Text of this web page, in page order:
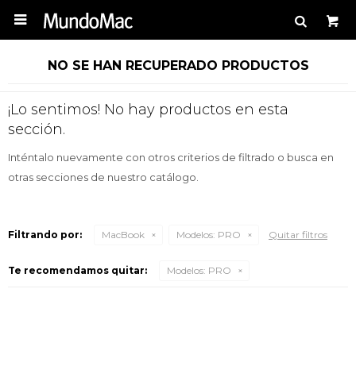

NO SE HAN RECUPERADO PRODUCTOS
¡Lo sentimos! No hay productos en esta
sección.
Inténtalo nuevamente con otros criterios de filtrado o busca en
otras secciones de nuestro catálogo.
Filtrando por: MacBook Modelos: PRO Quitar filtros
Te recomendamos quitar: Modelos: PRO